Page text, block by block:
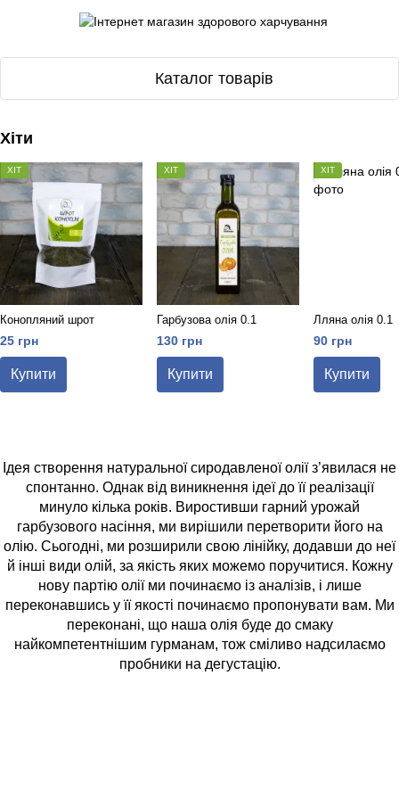
Каталог товарів
Хіти
ХІТ
Конопляний шрот
25 грн
Купити
ХІТ
Гарбузова олія 0.1
130 грн
Купити
ХІТ
Лляна олія 0.1
90 грн
Купити
Ідея створення натуральної сиродавленої олії з’явилася не
спонтанно. Однак від виникнення ідеї до її реалізації
минуло кілька років. Виростивши гарний урожай
гарбузового насіння, ми вирішили перетворити його на
олію. Сьогодні, ми розширили свою лінійку, додавши до неї
й інші види олій, за якість яких можемо поручитися. Кожну
нову партію олії ми починаємо із аналізів, і лише
переконавшись у її якості починаємо пропонувати вам. Ми
переконані, що наша олія буде до смаку
найкомпетентнішим гурманам, тож сміливо надсилаємо
пробники на дегустацію.